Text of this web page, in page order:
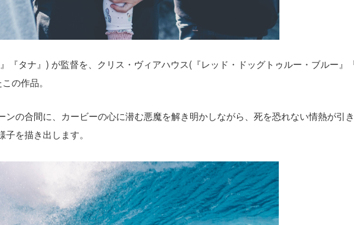
『タナ』) が監督を、クリス・ヴィアハウス(『レッド・ドッグトゥルー・ブルー』
の作品。
ンの合間に、カービーの心に潜む悪魔を解き明かしながら、死を恐れない情熱が引
を描き出します。